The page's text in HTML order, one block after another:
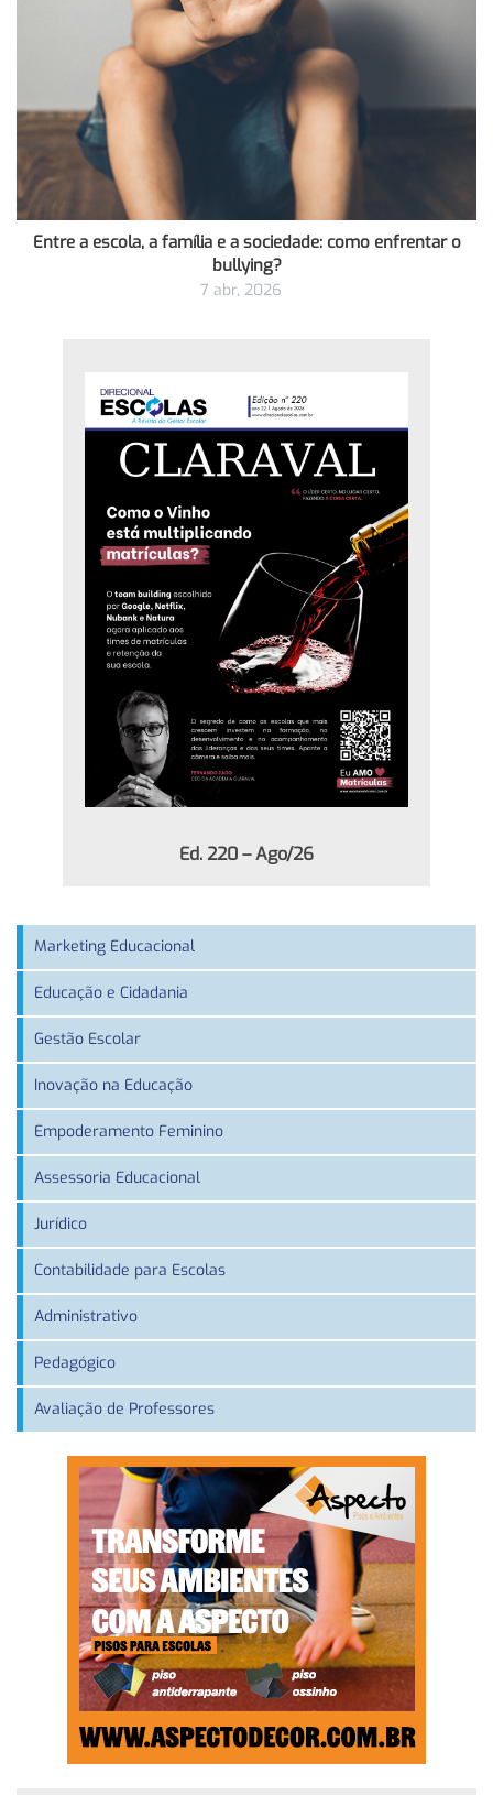
Entre a escola, a família e a sociedade: como enfrentar o
bullying?
7 abr, 2026
Ed. 220 – Ago/26
Marketing Educacional
Educação e Cidadania
Gestão Escolar
Inovação na Educação
Empoderamento Feminino
Assessoria Educacional
Jurídico
Contabilidade para Escolas
Administrativo
Pedagógico
Avaliação de Professores